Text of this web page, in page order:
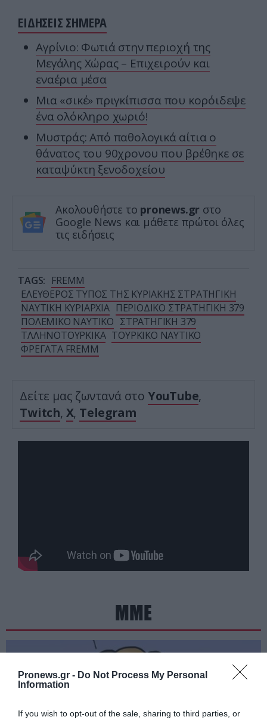
Pronews.gr - Do Not Process My Personal
Information
If you wish to opt-out of the sale, sharing to third parties, or
ΕΙΔΗΣΕΙΣ ΣΗΜΕΡΑ
Αγρίνιο: Φωτιά στην περιοχή της
Μεγάλης Χώρας – Επιχειρούν και
εναέρια μέσα
Μια «σικέ» πριγκίπισσα που κορόιδεψε
ένα ολόκληρο χωριό!
Μυστράς: Από παθολογικά αίτια ο
θάνατος του 90χρονου που βρέθηκε σε
καταψύκτη ξενοδοχείου
Ακολουθήστε το pronews.gr στο
Google News και μάθετε πρώτοι όλες
τις ειδήσεις
TAGS: FREMM
ΕΛΕΥΘΕΡΟΣ ΤΥΠΟΣ ΤΗΣ ΚΥΡΙΑΚΗΣ ΣΤΡΑΤΗΓΙΚΗ
ΝΑΥΤΙΚΗ ΚΥΡΙΑΡΧΙΑ ΠΕΡΙΟΔΙΚΟ ΣΤΡΑΤΗΓΙΚΗ 379
ΠΟΛΕΜΙΚΟ ΝΑΥΤΙΚΟ ΣΤΡΑΤΗΓΙΚΗ 379
ΤΛΛΗΝΟΤΟΥΡΚΙΚΑ ΤΟΥΡΚΙΚΟ ΝΑΥΤΙΚΟ
ΦΡΕΓΑΤΑ FREMM
Δείτε μας ζωντανά στο YouTube,
Twitch, X, Telegram
ΜΜΕ